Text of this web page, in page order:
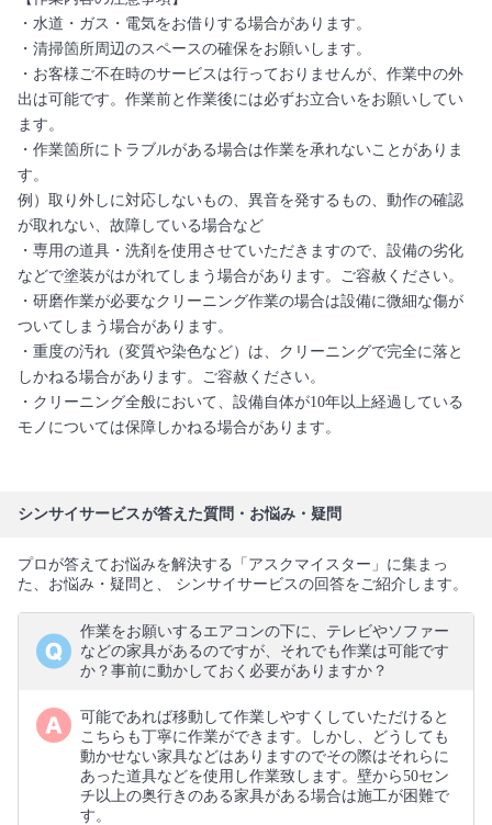
・水道・ガス・電気をお借りする場合があります。
・清掃箇所周辺のスペースの確保をお願いします。
・お客様ご不在時のサービスは行っておりませんが、作業中の外
出は可能です。作業前と作業後には必ずお立合いをお願いしてい
ます。
・作業箇所にトラブルがある場合は作業を承れないことがありま
す。
例）取り外しに対応しないもの、異音を発するもの、動作の確認
が取れない、故障している場合など
・専用の道具・洗剤を使用させていただきますので、設備の劣化
などで塗装がはがれてしまう場合があります。ご容赦ください。
・研磨作業が必要なクリーニング作業の場合は設備に微細な傷が
ついてしまう場合があります。
・重度の汚れ（変質や染色など）は、クリーニングで完全に落と
しかねる場合があります。ご容赦ください。
・クリーニング全般において、設備自体が10年以上経過している
モノについては保障しかねる場合があります。
シンサイサービスが答えた質問・お悩み・疑問
プロが答えてお悩みを解決する「アスクマイスター」に集まっ
た、お悩み・疑問と、 シンサイサービスの回答をご紹介します。
作業をお願いするエアコンの下に、テレビやソファー
などの家具があるのですが、それでも作業は可能です
か？事前に動かしておく必要がありますか？
可能であれば移動して作業しやすくしていただけると
こちらも丁寧に作業ができます。しかし、どうしても
動かせない家具などはありますのでその際はそれらに
あった道具などを使用し作業致します。壁から50セン
チ以上の奥行きのある家具がある場合は施工が困難で
す。